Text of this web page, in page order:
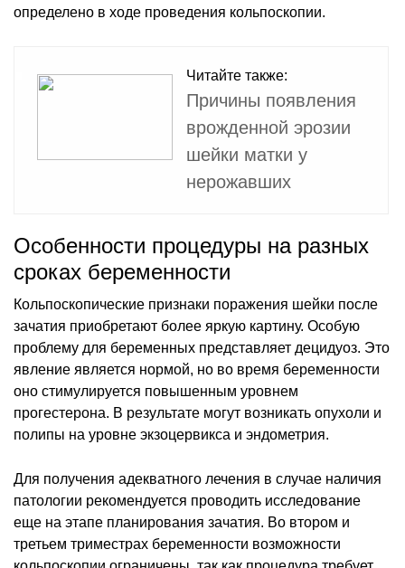
определено в ходе проведения кольпоскопии.
Читайте также:
Причины появления
врожденной эрозии
шейки матки у
нерожавших
Особенности процедуры на разных
сроках беременности
Кольпоскопические признаки поражения шейки после
зачатия приобретают более яркую картину. Особую
проблему для беременных представляет децидуоз. Это
явление является нормой, но во время беременности
оно стимулируется повышенным уровнем
прогестерона. В результате могут возникать опухоли и
полипы на уровне экзоцервикса и эндометрия.
Для получения адекватного лечения в случае наличия
патологии рекомендуется проводить исследование
еще на этапе планирования зачатия. Во втором и
третьем триместрах беременности возможности